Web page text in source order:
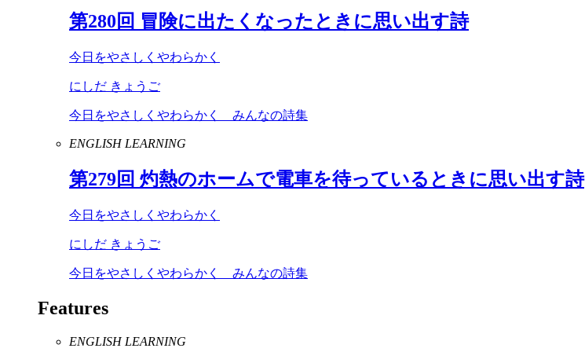
第280回 冒険に出たくなったときに思い出す詩
今日をやさしくやわらかく
にしだ きょうご
今日をやさしくやわらかく みんなの詩集
ENGLISH LEARNING
第279回 灼熱のホームで電車を待っているときに思い出す詩
今日をやさしくやわらかく
にしだ きょうご
今日をやさしくやわらかく みんなの詩集
Features
ENGLISH LEARNING